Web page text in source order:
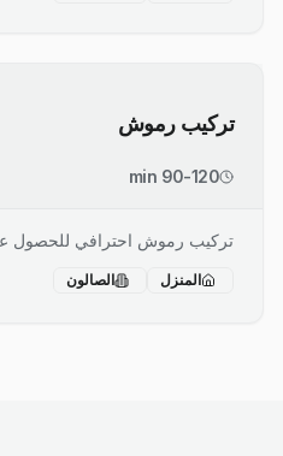
تركيب رموش
90-120 min
تركيب رموش احترافي للحصول
المنزل الصالون